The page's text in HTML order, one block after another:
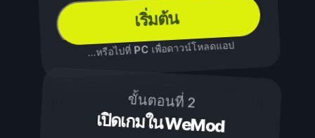
เริ่มต้น
...หรือไปที่ PCเพื่อดาวน์โหลดแอป
ขั้นตอนที่ 2
เปิดเกมใน WeMod